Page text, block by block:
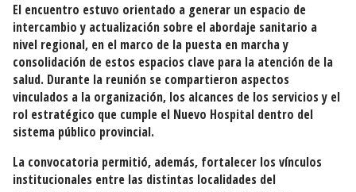
El encuentro estuvo orientado a generar un espacio de
intercambio y actualización sobre el abordaje sanitario a
nivel regional, en el marco de la puesta en marcha y
consolidación de estos espacios clave para la atención de la
salud. Durante la reunión se compartieron aspectos
vinculados a la organización, los alcances de los servicios y el
rol estratégico que cumple el Nuevo Hospital dentro del
sistema público provincial.
La convocatoria permitió, además, fortalecer los vínculos
institucionales entre las distintas localidades del